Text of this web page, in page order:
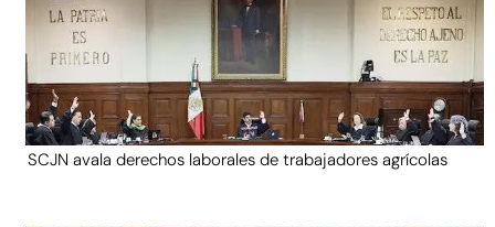
SCJN avala derechos laborales de trabajadores agrícolas